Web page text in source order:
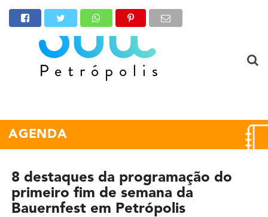
AGENDA
8 destaques da programação do
primeiro fim de semana da
Bauernfest em Petrópolis